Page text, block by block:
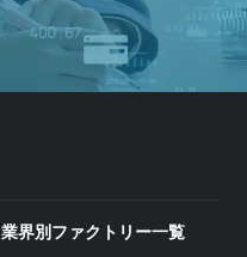
業界別ファクトリー一覧